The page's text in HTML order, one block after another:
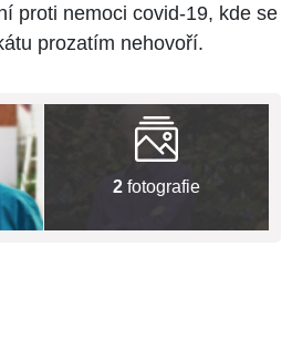
proti nemoci covid-19, kde se
prozatím nehovoří.
2 fotografie